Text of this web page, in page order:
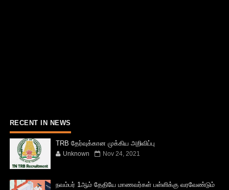
RECENT IN NEWS
TRB தேர்வுக்கான முக்கிய அறிவிப்பு
Unknown Nov 24, 2021
நவம்பர் 1ஆம் தேதியே மாணவர்கள் பள்ளிக்கு வரவேண்டும்